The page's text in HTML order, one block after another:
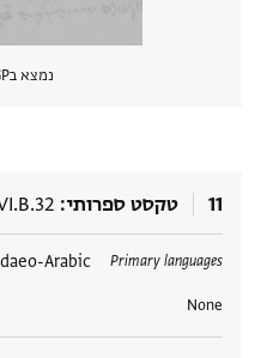
נמצא בPGP מאז
11 טקסט ספרותי
Primary languages
Arabic
None
תגים